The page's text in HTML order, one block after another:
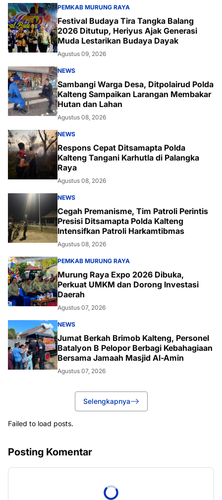
PEMKAB MURUNG RAYA
Festival Budaya Tira Tangka Balang
2026 Ditutup, Heriyus Ajak Generasi
Muda Lestarikan Budaya Dayak
Agustus 09, 2026
NEWS
Sambangi Warga Desa, Ditpolairud Polda
Kalteng Sampaikan Larangan Membakar
Hutan dan Lahan
Agustus 08, 2026
NEWS
Respons Cepat Ditsamapta Polda
Kalteng Tangani Karhutla di Palangka
Raya
Agustus 08, 2026
NEWS
Cegah Premanisme, Tim Patroli Perintis
Presisi Ditsamapta Polda Kalteng
Intensifkan Patroli Harkamtibmas
Agustus 08, 2026
PEMKAB MURUNG RAYA
Murung Raya Expo 2026 Dibuka,
Perkuat UMKM dan Dorong Investasi
Daerah
Agustus 07, 2026
NEWS
Jumat Berkah Brimob Kalteng, Personel
Batalyon B Pelopor Berbagi Kebahagiaan
Bersama Jamaah Masjid Al-Amin
Agustus 07, 2026
Selengkapnya
Failed to load posts.
Posting Komentar